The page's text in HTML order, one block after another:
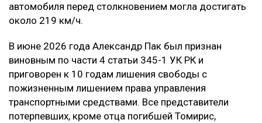
автомобиля перед столкновением могла достигать
около 219 км/ч.
В июне 2026 года Александр Пак был признан
виновным по части 4 статьи 345-1 УК РК и
приговорен к 10 годам лишения свободы с
пожизненным лишением права управления
транспортными средствами. Все представители
потерпевших, кроме отца погибшей Томирис,